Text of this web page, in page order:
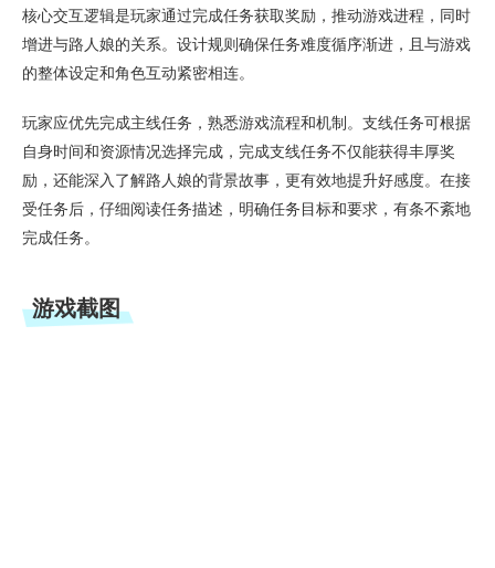
核心交互逻辑是玩家通过完成任务获取奖励，推动游戏进程，同时
增进与路人娘的关系。设计规则确保任务难度循序渐进，且与游戏
的整体设定和角色互动紧密相连。
玩家应优先完成主线任务，熟悉游戏流程和机制。支线任务可根据
自身时间和资源情况选择完成，完成支线任务不仅能获得丰厚奖
励，还能深入了解路人娘的背景故事，更有效地提升好感度。在接
受任务后，仔细阅读任务描述，明确任务目标和要求，有条不紊地
完成任务。
游戏截图